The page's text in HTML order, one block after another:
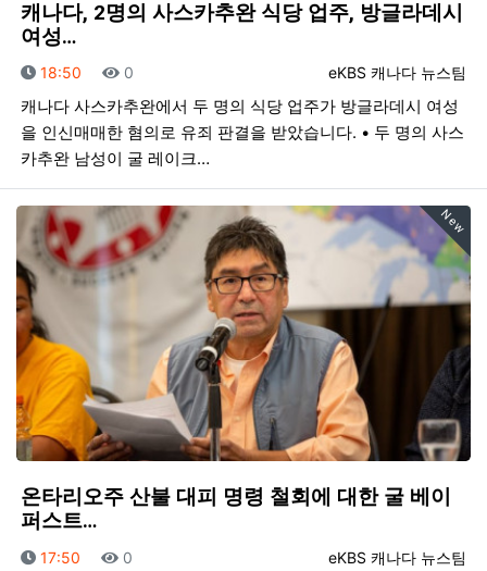
캐나다, 2명의 사스카추완 식당 업주, 방글라데시
여성…
등록자
eKBS 캐나다 뉴스팀
등록일
18:50 조회
0
캐나다 사스카추완에서 두 명의 식당 업주가 방글라데시 여성
을 인신매매한 혐의로 유죄 판결을 받았습니다. • 두 명의 사스
카추완 남성이 굴 레이크…
New
온타리오주 산불 대피 명령 철회에 대한 굴 베이
퍼스트…
등록자
eKBS 캐나다 뉴스팀
등록일
17:50 조회
0